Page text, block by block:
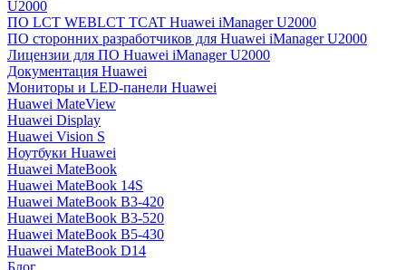
U2000
ПО LCT WEBLCT TCAT Huawei iManager U2000
ПО сторонних разработчиков для Huawei iManager U2000
Лицензии для ПО Huawei iManager U2000
Документация Huawei
Мониторы и LED-панели Huawei
Huawei MateView
Huawei Display
Huawei Vision S
Ноутбуки Huawei
Huawei MateBook
Huawei MateBook 14S
Huawei MateBook B3-420
Huawei MateBook B3-520
Huawei MateBook B5-430
Huawei MateBook D14
Блог